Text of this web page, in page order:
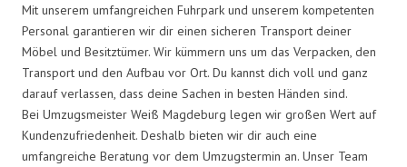
Mit unserem umfangreichen Fuhrpark und unserem kompetenten
Personal garantieren wir dir einen sicheren Transport deiner
Möbel und Besitztümer. Wir kümmern uns um das Verpacken, den
Transport und den Aufbau vor Ort. Du kannst dich voll und ganz
darauf verlassen, dass deine Sachen in besten Händen sind.
Bei Umzugsmeister Weiß Magdeburg legen wir großen Wert auf
Kundenzufriedenheit. Deshalb bieten wir dir auch eine
umfangreiche Beratung vor dem Umzugstermin an. Unser Team